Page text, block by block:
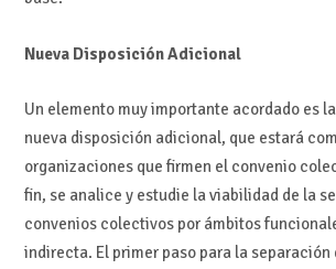
Nueva Disposición Adicional
Un elemento muy importante acordado es
nueva disposición adicional, que estará
organizaciones que firmen el convenio
fin, se analice y estudie la viabilidad de la
convenios colectivos por ámbitos
indirecta. El primer paso para la separación